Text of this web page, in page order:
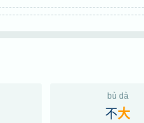
bù dà
不大